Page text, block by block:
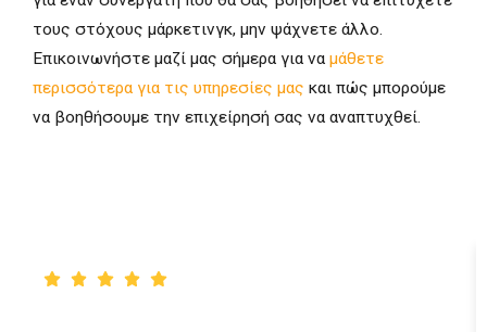
τους στόχους μάρκετινγκ, μην ψάχνετε άλλο.
Επικοινωνήστε μαζί μας σήμερα για να μάθετε
περισσότερα για τις υπηρεσίες μας και πώς μπορούμε
να βοηθήσουμε την επιχείρησή σας να αναπτυχθεί.